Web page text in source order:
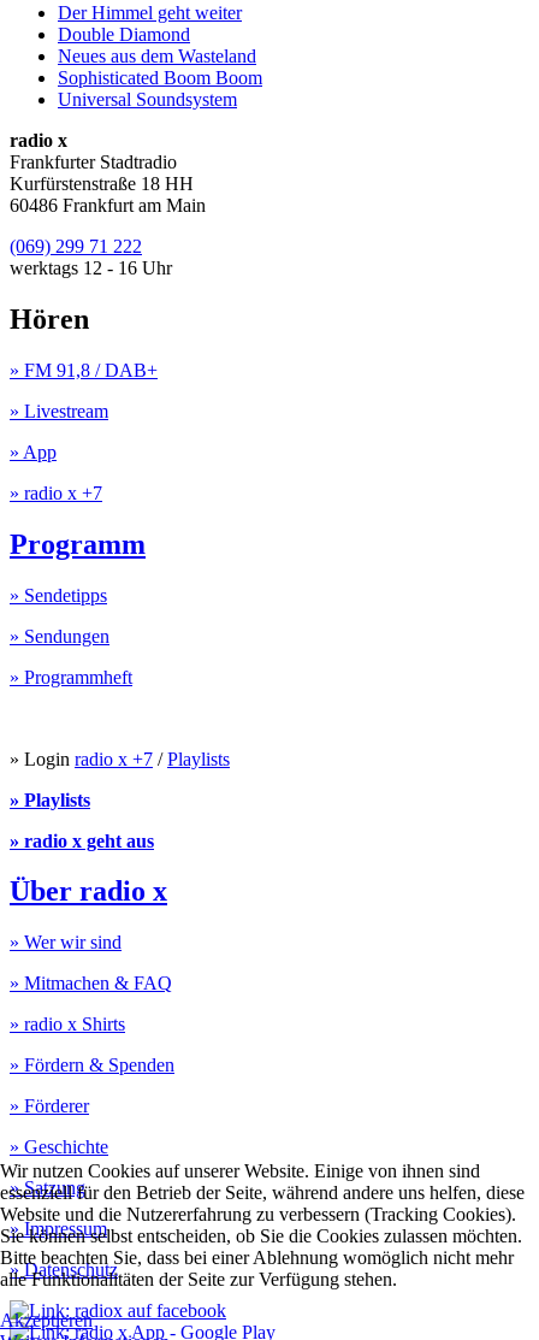
Der Himmel geht weiter
Double Diamond
Neues aus dem Wasteland
Sophisticated Boom Boom
Universal Soundsystem
radio x
Frankfurter Stadtradio
Kurfürstenstraße 18 HH
60486 Frankfurt am Main
(069) 299 71 222
werktags 12 - 16 Uhr
Hören
» FM 91,8 / DAB+
» Livestream
» App
» radio x +7
Programm
» Sendetipps
» Sendungen
» Programmheft
» Login radio x +7 /Playlists
» Playlists
» radio x geht aus
Über radio x
» Wer wir sind
» Mitmachen & FAQ
» radio x Shirts
» Fördern & Spenden
» Förderer
» Geschichte
» Satzung
» Impressum
» Datenschutz
Wir nutzen Cookies auf unserer Website. Einige von ihnen sind
essenziell für den Betrieb der Seite, während andere uns helfen, diese
Website und die Nutzererfahrung zu verbessern (Tracking Cookies).
Sie können selbst entscheiden, ob Sie die Cookies zulassen möchten.
Bitte beachten Sie, dass bei einer Ablehnung womöglich nicht mehr
alle Funktionalitäten der Seite zur Verfügung stehen.
Akzeptieren